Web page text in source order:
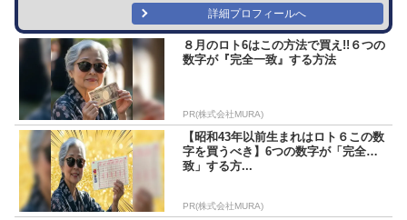
詳細プロフィールへ
８月のロト6はこの方法で買え!!６つの
数字が『完全一致』する方法
PR(株式会社MURA)
【昭和43年以前生まれはロト６この数
字を買うべき】6つの数字が「完全一
致」する方...
PR(株式会社MURA)